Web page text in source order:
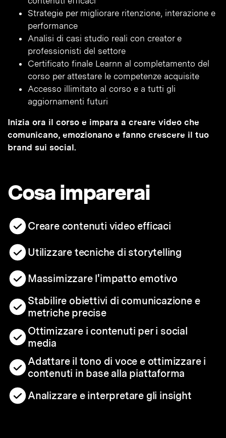
Strategie per migliorare ritenzione, interazione e
performance
Analisi di casi studio reali con creator e
professionisti del settore
Certificato finale Learnn al completamento del
corso per attestare le competenze acquisite
Accesso illimitato al corso e a tutti gli
aggiornamenti futuri
Inizia ora il corso e impara a creare video che
comunicano, emozionano e fanno crescere il tuo
brand sui social.
Cosa imparerai
Creare contenuti video efficaci
Utilizzare tecniche di storytelling
Massimizzare l'impatto emotivo
Stabilire obiettivi di comunicazione e
metriche precise
Ottimizzare i contenuti per i social
media
Adattare il tono di voce e ottimizzare i
contenuti in base alla piattaforma
Analizzare e interpretare gli insight